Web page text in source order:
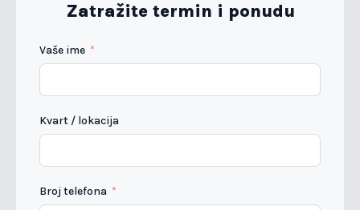
Zatražite termin i ponudu
Vaše ime
Kvart / lokacija
Broj telefona